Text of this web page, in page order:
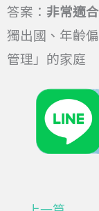
答案： 非常適
獨出國、年齡
管理」的家庭